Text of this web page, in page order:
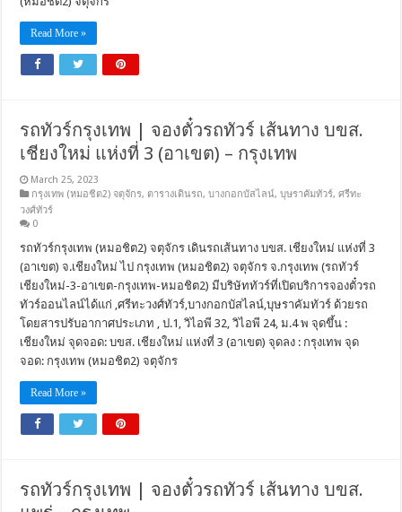
Read More »
รถทัวร์กรุงเทพ | จองตั๋วรถทัวร์ เส้นทาง บขส.
เชียงใหม่ แห่งที่ 3 (อาเขต) – กรุงเทพ
March 25, 2023
กรุงเทพ (หมอชิต2) จตุจักร, ตารางเดินรถ,บางกอกบัสไลน์,บุษราคัมทัวร์,ศรีทะ
วงศ์ทัวร์
0
รถทัวร์กรุงเทพ (หมอชิต2) จตุจักร เดินรถเส้นทาง บขส. เชียงใหม่ แห่งที่ 3
(อาเขต) จ.เชียงใหม่ ไป กรุงเทพ (หมอชิต2) จตุจักร จ.กรุงเทพ (รถทัวร์
เชียงใหม่-3-อาเขต-กรุงเทพ-หมอชิต2) มีบริษัททัวร์ที่เปิดบริการจองตั๋วรถ
ทัวร์ออนไลน์ได้แก่ ,ศรีทะวงศ์ทัวร์,บางกอกบัสไลน์,บุษราคัมทัวร์ ด้วยรถ
โดยสารปรับอากาศประเภท , ป.1, วิไอพี 32, วิไอพี 24, ม.4 พ จุดขึ้น :
เชียงใหม่ จุดจอด: บขส. เชียงใหม่ แห่งที่ 3 (อาเขต) จุดลง : กรุงเทพ จุด
จอด: กรุงเทพ (หมอชิต2) จตุจักร
Read More »
รถทัวร์กรุงเทพ | จองตั๋วรถทัวร์ เส้นทาง บขส.